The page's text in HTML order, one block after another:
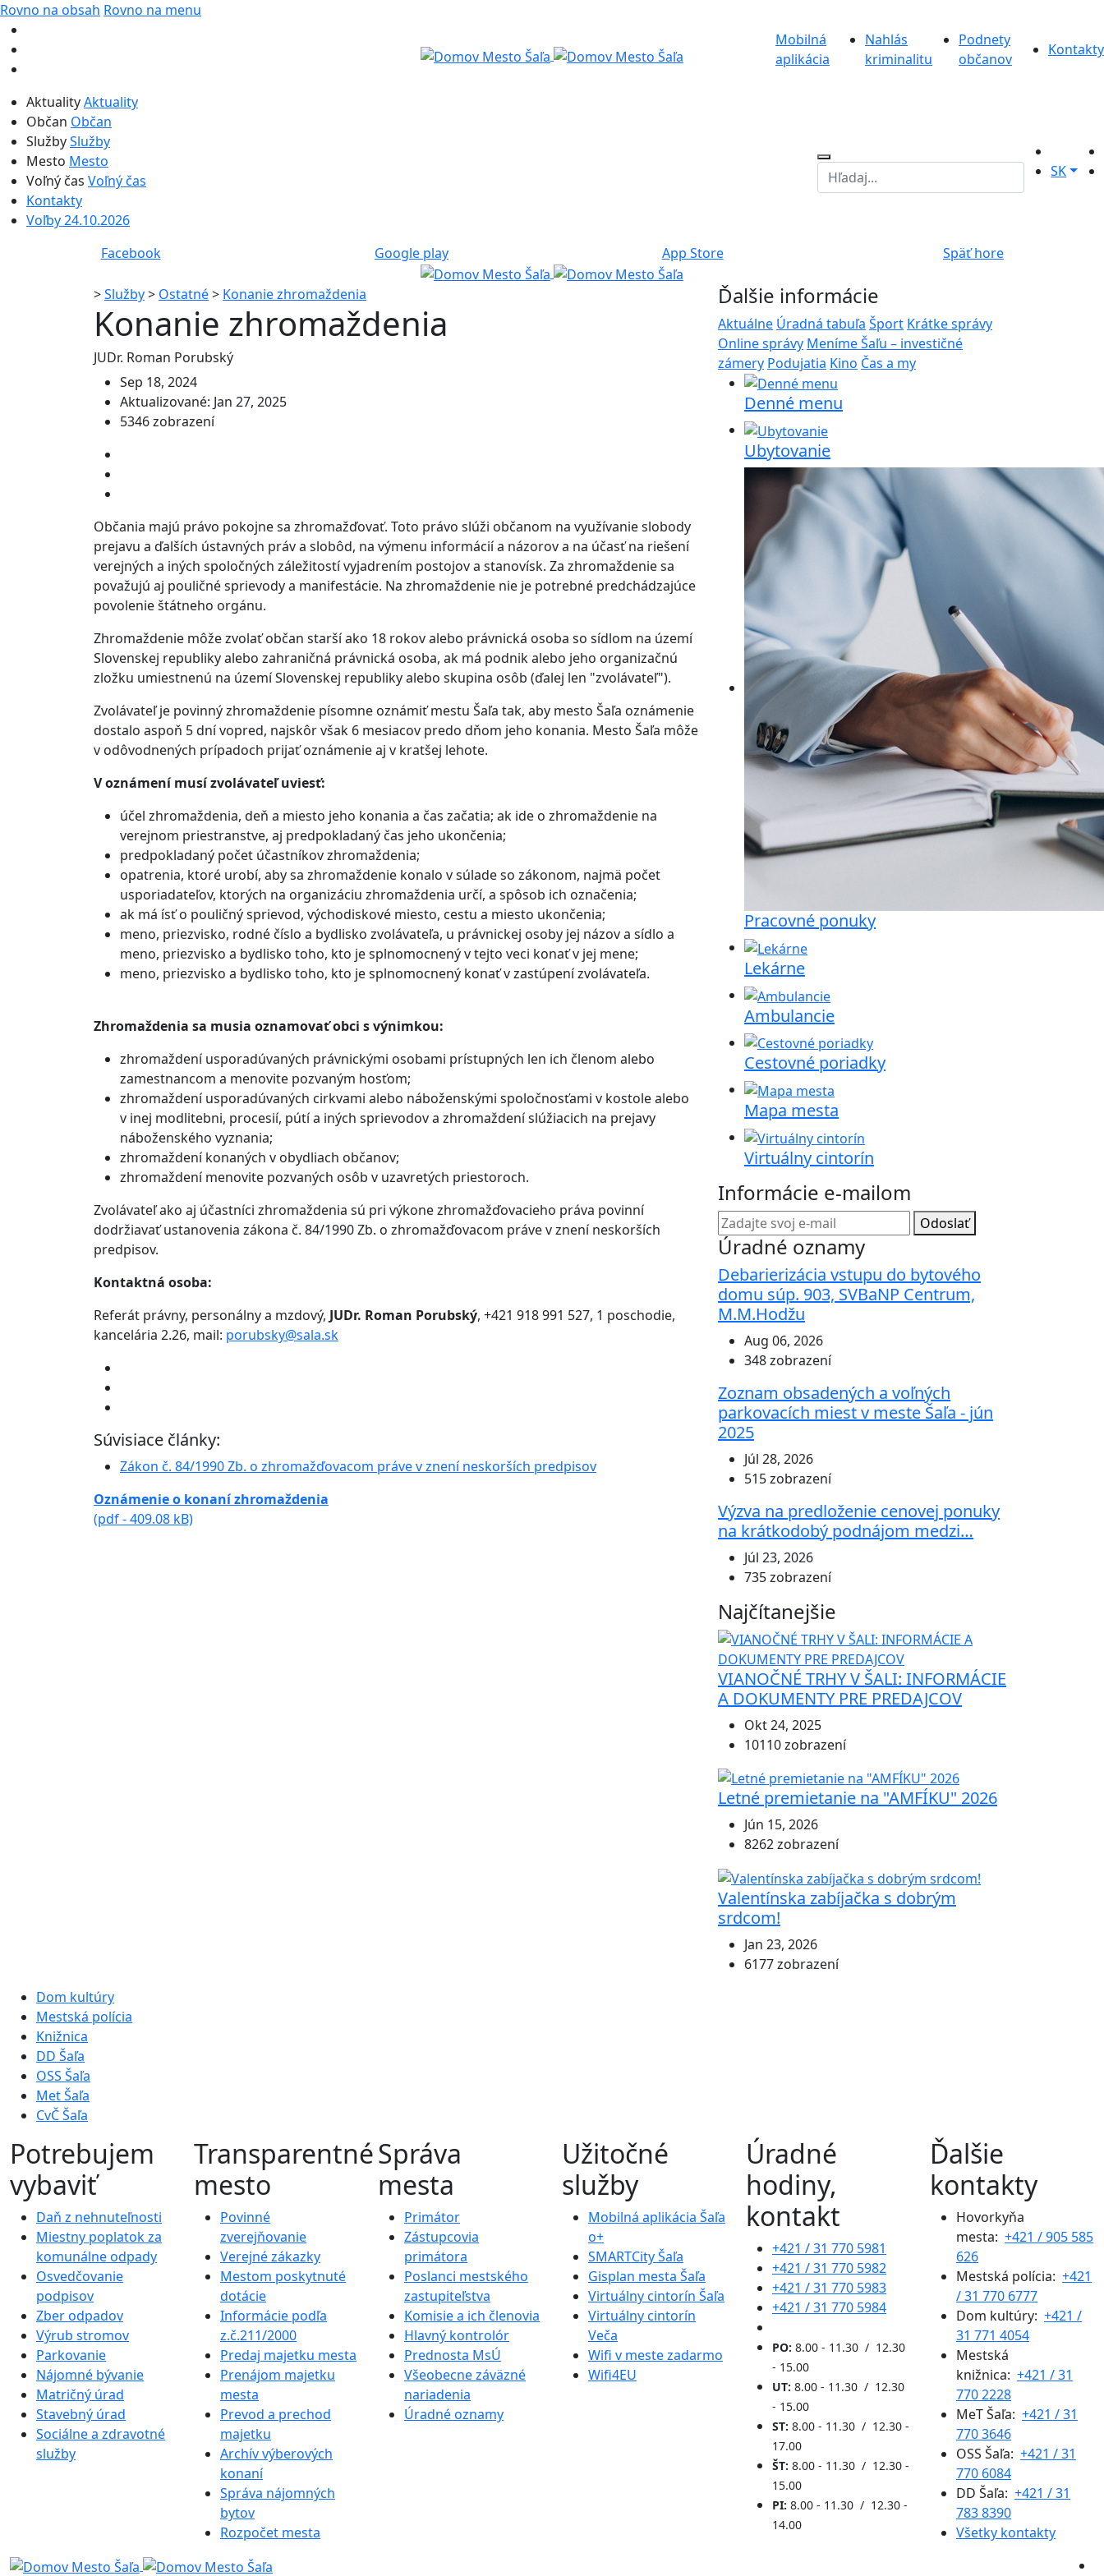
Rovno na obsah Rovno na menu
Mobilná
aplikácia
Nahlás
kriminalitu
Podnety
občanov
Kontakty
AktualityAktuality
Občan Občan
SlužbySlužby
Mesto Mesto
Voľný čas Voľný čas
Kontakty
Voľby 24.10.2026
SK
Facebook Google play App Store Späť hore
>Služby> Ostatné> Konanie zhromaždenia
Konanie zhromaždenia
JUDr. Roman Porubský
Sep 18, 2024
Aktualizované: Jan 27, 2025
5346 zobrazení
Občania majú právo pokojne sa zhromažďovať. Toto právo slúži občanom na využívanie slobody
prejavu a ďalších ústavných práv a slobôd, na výmenu informácií a názorov a na účasť na riešení
verejných a iných spoločných záležitostí vyjadrením postojov a stanovísk. Za zhromaždenie sa
považujú aj pouličné sprievody a manifestácie. Na zhromaždenie nie je potrebné predchádzajúce
povolenie štátneho orgánu.
Zhromaždenie môže zvolať občan starší ako 18 rokov alebo právnická osoba so sídlom na území
Slovenskej republiky alebo zahraničná právnická osoba, ak má podnik alebo jeho organizačnú
zložku umiestnenú na území Slovenskej republiky alebo skupina osôb (ďalej len "zvolávateľ").
Zvolávateľ je povinný zhromaždenie písomne oznámiť mestu Šaľa tak, aby mesto Šaľa oznámenie
dostalo aspoň 5 dní vopred, najskôr však 6 mesiacov predo dňom jeho konania. Mesto Šaľa môže
v odôvodnených prípadoch prijať oznámenie aj v kratšej lehote.
V oznámení musí zvolávateľ uviesť:
účel zhromaždenia, deň a miesto jeho konania a čas začatia; ak ide o zhromaždenie na
verejnom priestranstve, aj predpokladaný čas jeho ukončenia;
predpokladaný počet účastníkov zhromaždenia;
opatrenia, ktoré urobí, aby sa zhromaždenie konalo v súlade so zákonom, najmä počet
usporiadateľov, ktorých na organizáciu zhromaždenia určí, a spôsob ich označenia;
ak má ísť o pouličný sprievod, východiskové miesto, cestu a miesto ukončenia;
meno, priezvisko, rodné číslo a bydlisko zvolávateľa, u právnickej osoby jej názov a sídlo a
meno, priezvisko a bydlisko toho, kto je splnomocnený v tejto veci konať v jej mene;
meno, priezvisko a bydlisko toho, kto je splnomocnený konať v zastúpení zvolávateľa.
Zhromaždenia sa musia oznamovať obci s výnimkou:
zhromaždení usporadúvaných právnickými osobami prístupných len ich členom alebo
zamestnancom a menovite pozvaným hosťom;
zhromaždení usporadúvaných cirkvami alebo náboženskými spoločnosťami v kostole alebo
v inej modlitebni, procesií, pútí a iných sprievodov a zhromaždení slúžiacich na prejavy
náboženského vyznania;
zhromaždení konaných v obydliach občanov;
zhromaždení menovite pozvaných osôb v uzavretých priestoroch.
Zvolávateľ ako aj účastníci zhromaždenia sú pri výkone zhromažďovacieho práva povinní
dodržiavať ustanovenia zákona č. 84/1990 Zb. o zhromažďovacom práve v znení neskorších
predpisov.
Kontaktná osoba:
Referát právny, personálny a mzdový, JUDr. Roman Porubský, +421 918 991 527, 1 poschodie,
kancelária 2.26, mail: porubsky@sala.sk
Súvisiace články:
Zákon č. 84/1990 Zb. o zhromažďovacom práve v znení neskorších predpisov
Oznámenie o konaní zhromaždenia
(pdf - 409.08 kB)
Ďalšie informácie
Aktuálne Úradná tabuľa Šport Krátke správy
Online správy Meníme Šaľu – investičné
zámery Podujatia Kino Čas a my
Denné menu
Ubytovanie
Pracovné ponuky
Lekárne
Ambulancie
Cestovné poriadky
Mapa mesta
Virtuálny cintorín
Informácie e-mailom
Odoslať
Úradné oznamy
Debarierizácia vstupu do bytového
domu súp. 903, SVBaNP Centrum,
M.M.Hodžu
Aug 06, 2026
348 zobrazení
Zoznam obsadených a voľných
parkovacích miest v meste Šaľa - jún
2025
Júl 28, 2026
515 zobrazení
Výzva na predloženie cenovej ponuky
na krátkodobý podnájom medzi…
Júl 23, 2026
735 zobrazení
Najčítanejšie
VIANOČNÉ TRHY V ŠALI: INFORMÁCIE
A DOKUMENTY PRE PREDAJCOV
Okt 24, 2025
10110 zobrazení
Letné premietanie na "AMFÍKU" 2026
Jún 15, 2026
8262 zobrazení
Valentínska zabíjačka s dobrým
srdcom!
Jan 23, 2026
6177 zobrazení
Dom kultúry
Mestská polícia
Knižnica
DD Šaľa
OSS Šaľa
Met Šaľa
CvČ Šaľa
Potrebujem
vybaviť
Daň z nehnuteľnosti
Miestny poplatok za
komunálne odpady
Osvedčovanie
podpisov
Zber odpadov
Výrub stromov
Parkovanie
Nájomné bývanie
Matričný úrad
Stavebný úrad
Sociálne a zdravotné
služby
Transparentné
mesto
Povinné
zverejňovanie
Verejné zákazky
Mestom poskytnuté
dotácie
Informácie podľa
z.č.211/2000
Predaj majetku mesta
Prenájom majetku
mesta
Prevod a prechod
majetku
Archív výberových
konaní
Správa nájomných
bytov
Rozpočet mesta
Správa
mesta
Primátor
Zástupcovia
primátora
Poslanci mestského
zastupiteľstva
Komisie a ich členovia
Hlavný kontrolór
Prednosta MsÚ
Všeobecne záväzné
nariadenia
Úradné oznamy
Užitočné
služby
Mobilná aplikácia Šaľa
o+
SMARTCity Šaľa
Gisplan mesta Šaľa
Virtuálny cintorín Šaľa
Virtuálny cintorín
Veča
Wifi v meste zadarmo
Wifi4EU
Úradné
hodiny,
kontakt
+421 / 31 770 5981
+421 / 31 770 5982
+421 / 31 770 5983
+421 / 31 770 5984
PO: 8.00 - 11.30 / 12.30
- 15.00
UT: 8.00 - 11.30 / 12.30
- 15.00
ST: 8.00 - 11.30 / 12.30 -
17.00
ŠT: 8.00 - 11.30 / 12.30 -
15.00
PI: 8.00 - 11.30 / 12.30 -
14.00
Ďalšie
kontakty
Hovorkyňa
mesta: +421 / 905 585
626
Mestská polícia: +421
/ 31 770 6777
Dom kultúry: +421 /
31 771 4054
Mestská
knižnica: +421 / 31
770 2228
MeT Šaľa: +421 / 31
770 3646
OSS Šaľa: +421 / 31
770 6084
DD Šaľa: +421 / 31
783 8390
Všetky kontakty